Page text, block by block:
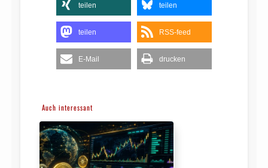
teilen teilen
teilen RSS-feed
E-Mail drucken
Auch interessant